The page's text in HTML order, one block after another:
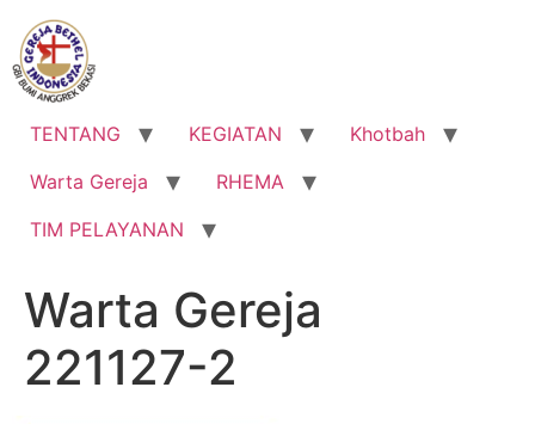
Lewati
konten
TENTANG KEGIATAN
Khotbah
Warta Gereja
RHEMA
TIM PELAYANAN
Warta Gereja
221127-2